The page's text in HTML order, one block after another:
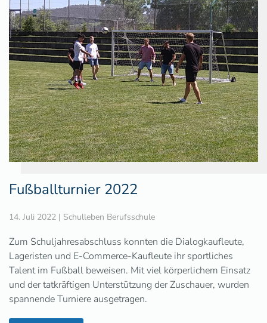
Fußballturnier 2022
14. Juli 2022 | Schulleben Berufsschule
Zum Schuljahresabschluss konnten die Dialogkaufleute,
Lageristen und E-Commerce-Kaufleute ihr sportliches
Talent im Fußball beweisen. Mit viel körperlichem Einsatz
und der tatkräftigen Unterstützung der Zuschauer, wurden
spannende Turniere ausgetragen.